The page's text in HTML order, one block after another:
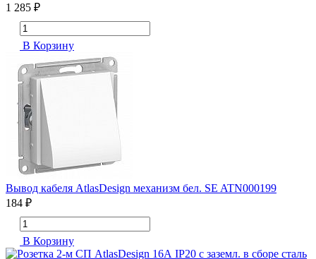
1 285 ₽
В Корзину
Вывод кабеля AtlasDesign механизм бел. SE ATN000199
184 ₽
В Корзину